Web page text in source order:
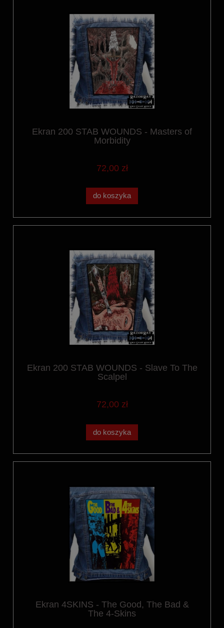
Ekran 200 STAB WOUNDS - Masters of
Morbidity
72,00 zł
do koszyka
Ekran 200 STAB WOUNDS - Slave To The
Scalpel
72,00 zł
do koszyka
Ekran 4SKINS - The Good, The Bad &
The 4-Skins